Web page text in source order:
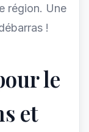
région. Une
!
le
et